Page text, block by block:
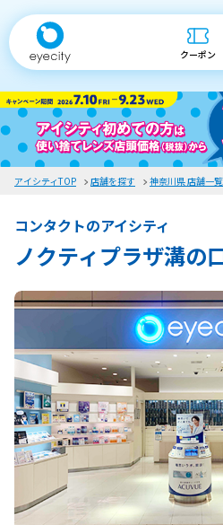
クーポン
アイシティTOP 店舗を探す 神奈川県 店舗一覧
コンタクトのアイシティ
ノクティプラザ溝の